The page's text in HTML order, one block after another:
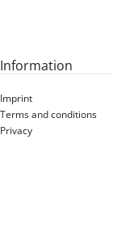
Information
Imprint
Terms and conditions
Privacy